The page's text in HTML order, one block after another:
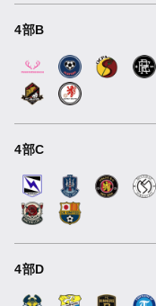
4部B
4部C
4部D